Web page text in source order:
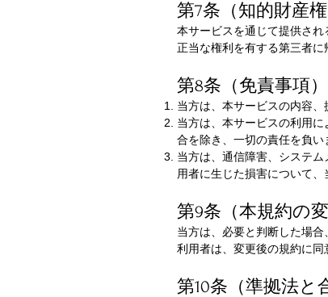
第7条（知的財産権
本サービスを通じて提供さ
正当な権利を有する第三者に
第8条（免責事項）
当方は、本サービスの内容
当方は、本サービスの利用
合を除き、一切の責任を負い
当方は、通信障害、システ
用者に生じた損害について、
第9条（本規約の変
当方は、必要と判断した場
利用者は、変更後の規約に同
第10条（準拠法と